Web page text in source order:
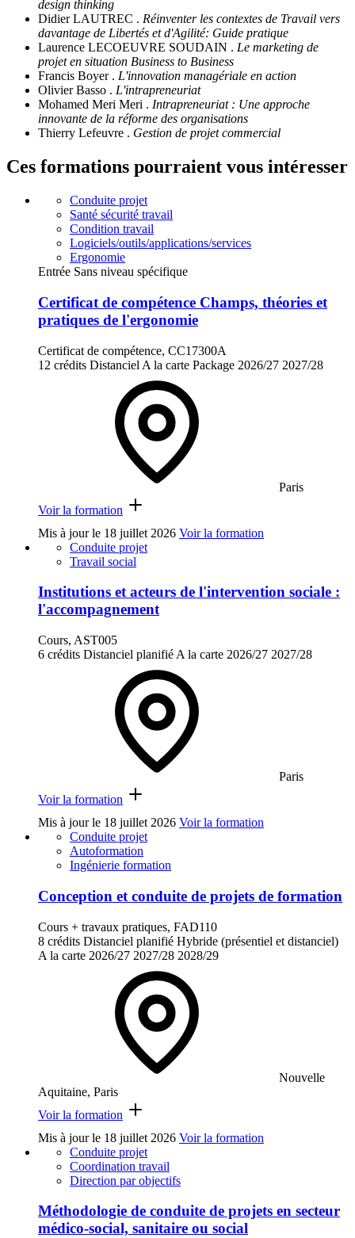
design thinking
Didier LAUTREC . Réinventer les contextes de Travail vers
davantage de Libertés et d'Agilité: Guide pratique
Laurence LECOEUVRE SOUDAIN . Le marketing de
projet en situation Business to Business
Francis Boyer . L'innovation managériale en action
Olivier Basso . L'intrapreneuriat
Mohamed Meri Meri . Intrapreneuriat : Une approche
innovante de la réforme des organisations
Thierry Lefeuvre . Gestion de projet commercial
Ces formations pourraient vous intéresser
Conduite projet
Santé sécurité travail
Condition travail
Logiciels/outils/applications/services
Ergonomie
Entrée Sans niveau spécifique
Certificat de compétence Champs, théories et
pratiques de l'ergonomie
Certificat de compétence, CC17300A
12 crédits Distanciel A la carte Package 2026/27 2027/28
Paris
Voir la formation
Mis à jour le 18 juillet 2026 Voir la formation
Conduite projet
Travail social
Institutions et acteurs de l'intervention sociale :
l'accompagnement
Cours, AST005
6 crédits Distanciel planifié A la carte 2026/27 2027/28
Paris
Voir la formation
Mis à jour le 18 juillet 2026 Voir la formation
Conduite projet
Autoformation
Ingénierie formation
Conception et conduite de projets de formation
Cours + travaux pratiques, FAD110
8 crédits Distanciel planifié Hybride (présentiel et distanciel)
A la carte 2026/27 2027/28 2028/29
Nouvelle
Aquitaine, Paris
Voir la formation
Mis à jour le 18 juillet 2026 Voir la formation
Conduite projet
Coordination travail
Direction par objectifs
Méthodologie de conduite de projets en secteur
médico-social, sanitaire ou social